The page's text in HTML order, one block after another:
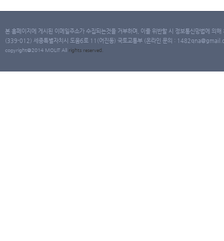
본 홈페이지에 게시된 이메일주소가 수집되는것을 거부하며, 이를 위반할 시 정보통신망법에 의
(339-012) 세종특별자치시 도움6로 11(어진동) 국토교통부 (온라인 문의 :
copyright@2014 MOLIT All rights reserved.